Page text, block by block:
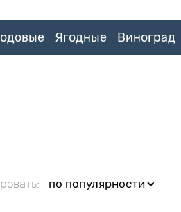
Ягодные Виноград
по популярности